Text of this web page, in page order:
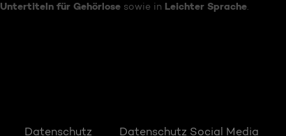
Untertiteln für Gehörlosesowie in Leichter Sprache.
Datenschutz Datenschutz Social Media